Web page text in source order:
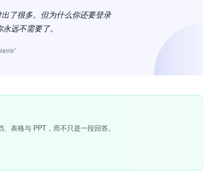
了很多。但为什么你还要登录
远不需要了。
表格与 PPT，而不只是一段回答。